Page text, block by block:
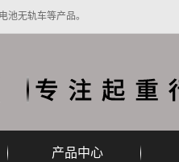
无轨车等产品。
产品中心